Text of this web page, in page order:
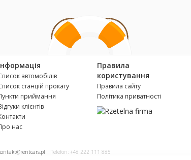
автомобілів
станцій прокату
приймання
клієнтів
нас
Правила
користування
Правила сайту
Політика приватності
| Telefon: +48 222 111 885